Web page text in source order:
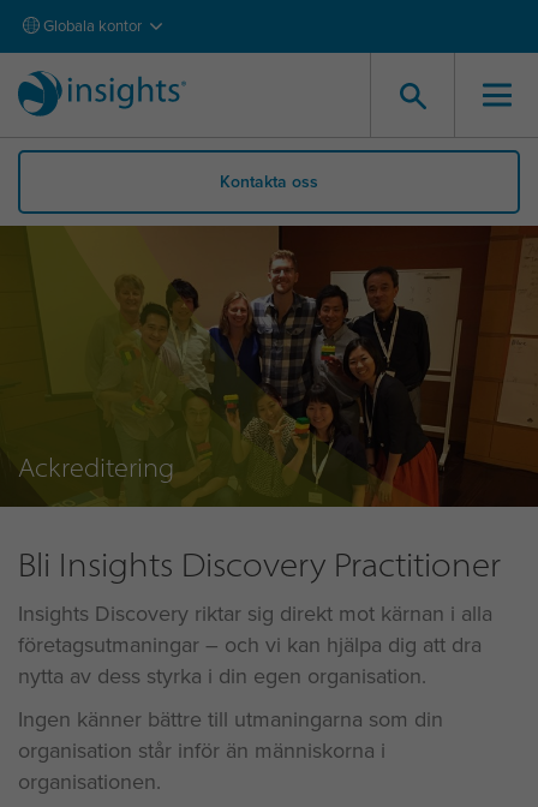
Globala kontor
Kontakta oss
Ackreditering
Bli Insights Discovery Practitioner
Insights Discovery riktar sig direkt mot kärnan i alla
företagsutmaningar – och vi kan hjälpa dig att dra
nytta av dess styrka i din egen organisation.
Ingen känner bättre till utmaningarna som din
organisation står inför än människorna i
organisationen.